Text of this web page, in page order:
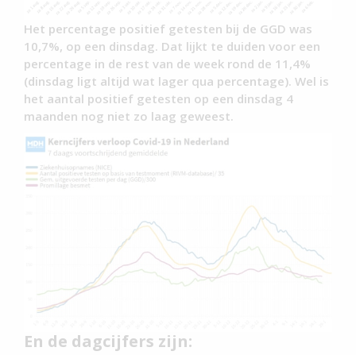
Het percentage positief getesten bij de GGD was
10,7%, op een dinsdag. Dat lijkt te duiden voor een
percentage in de rest van de week rond de 11,4%
(dinsdag ligt altijd wat lager qua percentage). Wel is
het aantal positief getesten op een dinsdag 4
maanden nog niet zo laag geweest.
En de dagcijfers zijn: